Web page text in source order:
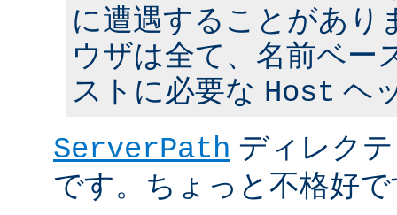
に遭遇することがあり
ウザは全て、名前ベー
ストに必要な Host ヘ
ServerPath ディレク
です。ちょっと不格好